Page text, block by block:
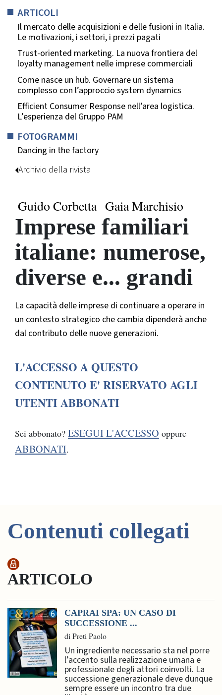
ARTICOLI
Il mercato delle acquisizioni e delle fusioni in Italia.
Le motivazioni, i settori, i prezzi pagati
Trust-oriented marketing. La nuova frontiera del
loyalty management nelle imprese commerciali
Come nasce un hub. Governare un sistema
complesso con l’approccio system dynamics
Efficient Consumer Response nell’area logistica.
L’esperienza del Gruppo PAM
FOTOGRAMMI
Dancing in the factory
Archivio della rivista
Guido Corbetta Gaia Marchisio
Imprese familiari
italiane: numerose,
diverse e... grandi
La capacità delle imprese di continuare a operare in
un contesto strategico che cambia dipenderà anche
dal contributo delle nuove generazioni.
L'ACCESSO A QUESTO
CONTENUTO E' RISERVATO AGLI
UTENTI ABBONATI
Sei abbonato? ESEGUI L'ACCESSO oppure
ABBONATI.
Contenuti collegati
ARTICOLO
CAPRAI SPA: UN CASO DI
SUCCESSIONE ...
di Preti Paolo
Un ingrediente necessario sta nel porre
l’accento sulla realizzazione umana e
professionale degli attori coinvolti. La
successione generazionale deve dunque
sempre essere un incontro tra due